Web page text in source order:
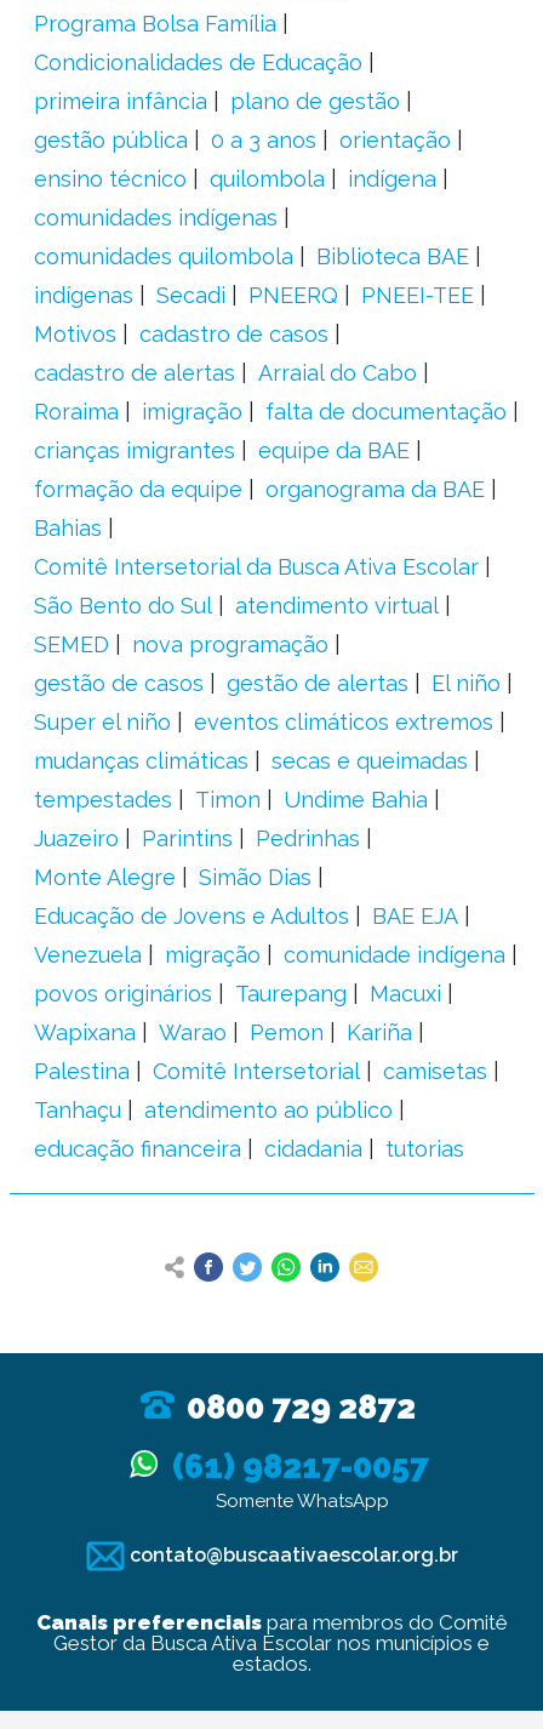
Programa Bolsa Família
Condicionalidades de Educação
primeira infância
plano de gestão
gestão pública
0 a 3 anos
orientação
ensino técnico
quilombola
indígena
comunidades indígenas
comunidades quilombola
Biblioteca BAE
indígenas
Secadi PNEERQ
PNEEI-TEE
Motivos
cadastro de casos
cadastro de alertas
Arraial do Cabo
Roraima
imigração
falta de documentação
crianças imigrantes
equipe da BAE
formação da equipe
organograma da BAE
Bahias
Comitê Intersetorial da Busca Ativa Escolar
São Bento do Sul
atendimento virtual
SEMED
nova programação
gestão de casos
gestão de alertas
El niño
Super el niño
eventos climáticos extremos
mudanças climáticas
secas e queimadas
tempestades
Timon
Undime Bahia
Juazeiro
Parintins
Pedrinhas
Monte Alegre
Simão Dias
Educação de Jovens e Adultos
BAE EJA
Venezuela
migração
comunidade indígena
povos originários
Taurepang
Macuxi
Wapixana
Warao Pemon
Kariña
Palestina
Comitê Intersetorial
camisetas
Tanhaçu
atendimento ao público
educação financeira
cidadania tutorias
0800 729 2872
(61) 98217-0057
Somente WhatsApp
contato@buscaativaescolar.org.br
Canais preferenciaispara membros do Comitê
Gestor da Busca Ativa Escolar nos municípios e
estados.